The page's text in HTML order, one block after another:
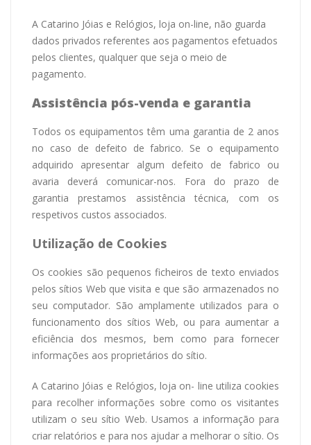
A Catarino Jóias e Relógios, loja on-line, não guarda
dados privados referentes aos pagamentos efetuados
pelos clientes, qualquer que seja o meio de
pagamento.
Assistência pós-venda e garantia
Todos os equipamentos têm uma garantia de 2 anos
no caso de defeito de fabrico. Se o equipamento
adquirido apresentar algum defeito de fabrico ou
avaria deverá comunicar-nos. Fora do prazo de
garantia prestamos assistência técnica, com os
respetivos custos associados.
Utilização de Cookies
Os cookies são pequenos ficheiros de texto enviados
pelos sítios Web que visita e que são armazenados no
seu computador. São amplamente utilizados para o
funcionamento dos sítios Web, ou para aumentar a
eficiência dos mesmos, bem como para fornecer
informações aos proprietários do sítio.
A Catarino Jóias e Relógios, loja on- line utiliza cookies
para recolher informações sobre como os visitantes
utilizam o seu sítio Web. Usamos a informação para
criar relatórios e para nos ajudar a melhorar o sítio. Os